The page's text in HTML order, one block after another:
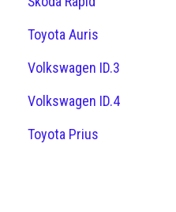
Toyota Auris
Volkswagen ID.3
Volkswagen ID.4
Toyota Prius